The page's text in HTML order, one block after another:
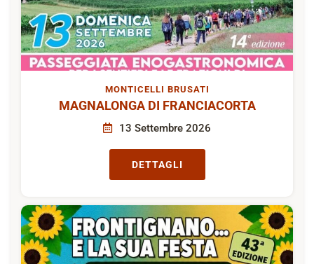
MONTICELLI BRUSATI
MAGNALONGA DI FRANCIACORTA
13 Settembre 2026
DETTAGLI